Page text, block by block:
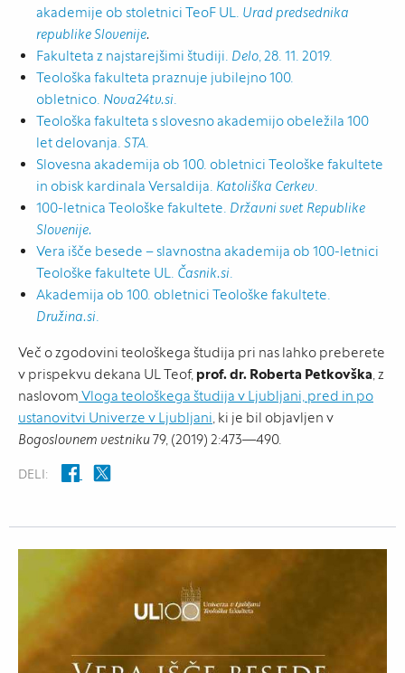
akademije ob stoletnici TeoF UL. Urad predsednika
republike Slovenije.
Fakulteta z najstarejšimi študiji. Delo, 28. 11. 2019.
Teološka fakulteta praznuje jubilejno 100.
obletnico. Nova24tv.si.
Teološka fakulteta s slovesno akademijo obeležila 100
let delovanja. STA.
Slovesna akademija ob 100. obletnici Teološke fakultete
in obisk kardinala Versaldija. Katoliška Cerkev.
100-letnica Teološke fakultete. Državni svet Republike
Slovenije.
Vera išče besede – slavnostna akademija ob 100-letnici
Teološke fakultete UL. Časnik.si.
Akademija ob 100. obletnici Teološke fakultete.
Družina.si.
Več o zgodovini teološkega študija pri nas lahko preberete
v prispekvu dekana UL Teof, prof. dr. Roberta Petkovška, z
naslovom Vloga teološkega študija v Ljubljani, pred in po
ustanovitvi Univerze v Ljubljani, ki je bil objavljen v
Bogoslovnem vestniku79, (2019) 2:473—490.
DELI: